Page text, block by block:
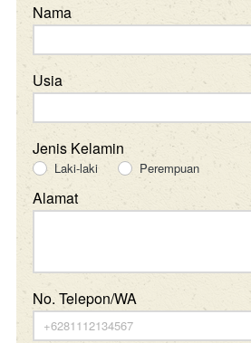
Nama
Usia
Jenis Kelamin
Laki-laki Perempuan
Alamat
No. Telepon/WA